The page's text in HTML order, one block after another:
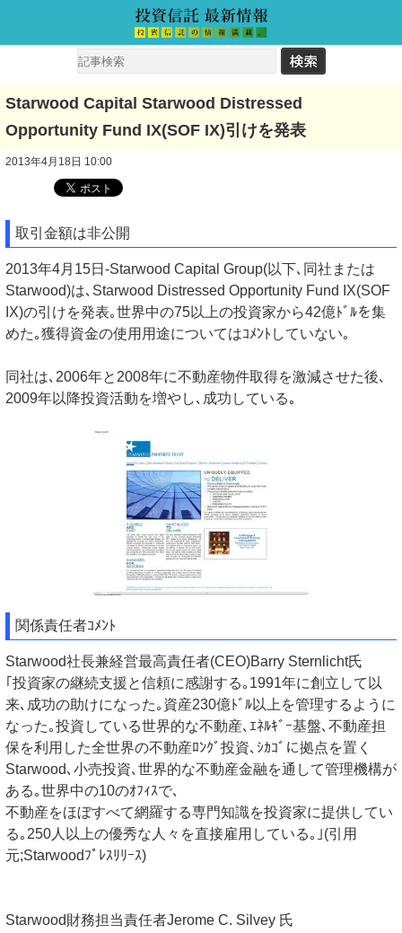
Starwood Capital Starwood Distressed
Opportunity Fund IX(SOF IX)引けを発表
2013年4月18日 10:00
取引金額は非公開
2013年4月15日-Starwood Capital Group(以下､同社または
Starwood)は､Starwood Distressed Opportunity Fund IX(SOF
IX)の引けを発表｡世界中の75以上の投資家から42億ﾄﾞﾙを集
めた｡獲得資金の使用用途についてはｺﾒﾝﾄしていない｡
同社は､2006年と2008年に不動産物件取得を激減させた後､
2009年以降投資活動を増やし､成功している｡
関係責任者ｺﾒﾝﾄ
Starwood社長兼経営最高責任者(CEO)Barry Sternlicht氏
｢投資家の継続支援と信頼に感謝する｡1991年に創立して以
来､成功の助けになった｡資産230億ﾄﾞﾙ以上を管理するように
なった｡投資している世界的な不動産､ｴﾈﾙｷﾞｰ基盤､不動産担
保を利用した全世界の不動産ﾛﾝｸﾞ投資､ｼｶｺﾞに拠点を置く
Starwood､小売投資､世界的な不動産金融を通して管理機構が
ある｡世界中の10のｵﾌｨｽで､
不動産をほぼすべて網羅する専門知識を投資家に提供してい
る｡250人以上の優秀な人々を直接雇用している｡｣(引用
元;Starwoodﾌﾟﾚｽﾘﾘｰｽ)
Starwood財務担当責任者Jerome C. Silvey 氏